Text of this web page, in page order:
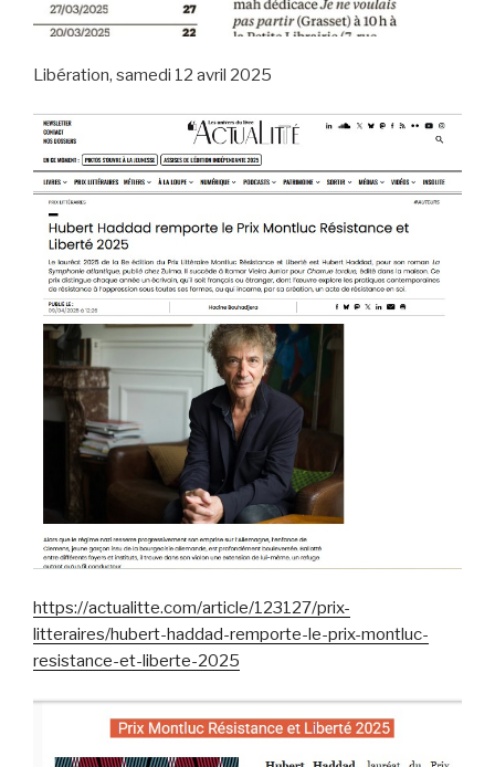
Libération, samedi 12 avril 2025
https://actualitte.com/article/123127/prix-
litteraires/hubert-haddad-remporte-le-prix-montluc-
resistance-et-liberte-2025